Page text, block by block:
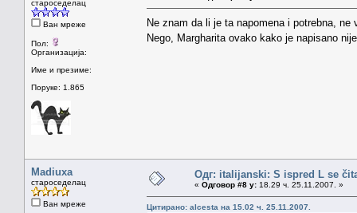
староседелац
Ван мреже
Пол:
Организација:
Име и презиме:
Поруке: 1.865
Ne znam da li je ta napomena i potrebna,
Nego, Margharita ovako kako je napisano
Madiuxa
староседелац
Ван мреже
Одг: italijanski: S ispred L se
« Одговор #8 у: 18.29 ч. 25.11.2007. »
Цитирано: alcesta на 15.02 ч. 25.11.2007.